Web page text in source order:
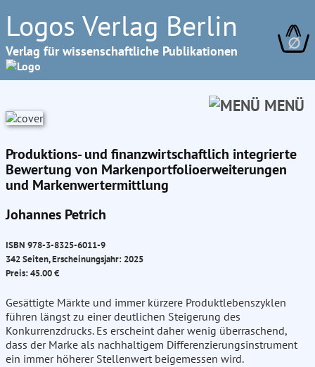
Logos Verlag Berlin
Verlag für wissenschaftliche Publikationen ∅
MENÜ
Produktions- und finanzwirtschaftlich integrierte
Bewertung von Markenportfolioerweiterungen
und Markenwertermittlung
Johannes Petrich
ISBN 978-3-8325-6011-9
342 Seiten, Erscheinungsjahr: 2025
Preis: 45.00 €
Gesättigte Märkte und immer kürzere Produktlebenszyklen
führen längst zu einer deutlichen Steigerung des
Konkurrenzdrucks. Es erscheint daher wenig überraschend,
dass der Marke als nachhaltigem Differenzierungsinstrument
ein immer höherer Stellenwert beigemessen wird.